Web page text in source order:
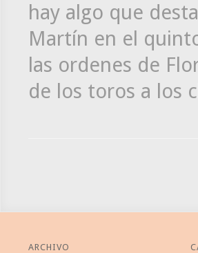
hay algo que
Martín en el
las ordenes de
de los toros a los
ARCHIVO